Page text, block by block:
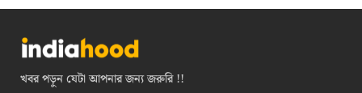
খবর পড়ুন যেটা আপনার জন্য জরুরি !!